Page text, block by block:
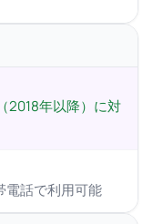
2018年以降）に対
電話で利用可能